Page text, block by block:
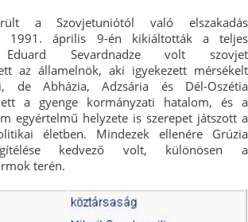
a Szovjetuniótól való elszakadás
1991. április 9-én kikiáltották a teljes
Eduard Sevardnadze volt szovjet
az államelnök, aki igyekezett mérsékelt
de Abházia, Adzsária és Dél-Oszétia
a gyenge kormányzati hatalom, és a
egyértelmű helyzete is szerepet játszott a
életben. Mindezek ellenére Grúzia
kedvező volt, különösen a
terén.